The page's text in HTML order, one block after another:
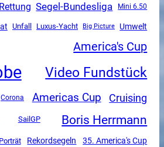
Rettung Segel-Bundesliga Mini 6.50
Unfall Luxus-Yacht Big Picture Umwelt
America's Cup
Video Fundstück
Corona Americas Cup Cruising
SailGP Boris Herrmann
Porträt Rekordsegeln 35. America's Cup